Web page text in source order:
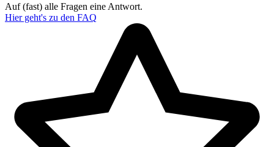
Auf (fast) alle Fragen eine Antwort.
Hier geht's zu den FAQ